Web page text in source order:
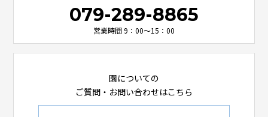
079-289-8865
営業時間 9：00～15：00
園についての
ご質問・お問い合わせはこちら